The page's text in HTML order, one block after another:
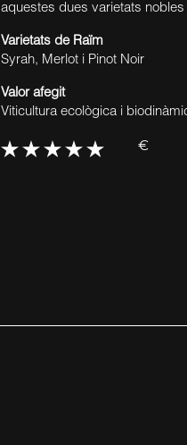
aquestes dues varietats nobles
Varietats de Raïm
Syrah, Merlot i Pinot Noir
Valor afegit
Viticultura ecològica i
€